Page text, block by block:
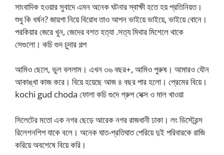
সাংবাদিক হওয়ার সুবাদে এমন অনেক ঘটনার স্বাক্ষী হতে হয় প্রতিনিয়ত।
শুধু কি ধর্ষন? জায়গা নিয়ে বিরোধ তাও আপন ভাইয়ে ভাইয়ে, ভাইয়ে বোনে।
পরকিয়ার জেরে খুন, জেদের বশত হত্যা .সত্য মিথার মিশেলে থাকে
সেগুলো। কচি গুদ চুদার গল্প
আমিও ছেলে, ভুল বললাম। এখন ৩৬ বছর+, আমিও পুরুষ। আমারও যৌন
আকাঙ্খা কাজ করে। বিয়ে হয়েছে আজ ৪ বছর পার হলো। প্রেমের বিয়ে।
kochi gud choda ফোলা কচি গুদে গ্রুপ সেক্স ও মাল খাওয়া
সিলেটের মতো এক নগর ছেড়ে আরেক নগর রাজধানী ঢাকা। লং ডিস্ট্রেন্স
রিলেশনশিপ যাকে বলে। অনেক ঘাত-প্রতিঘাত পেরিয়ে দুই পরিবারকে রাজি
করিয়ে অবশেষে বিয়ে করি।